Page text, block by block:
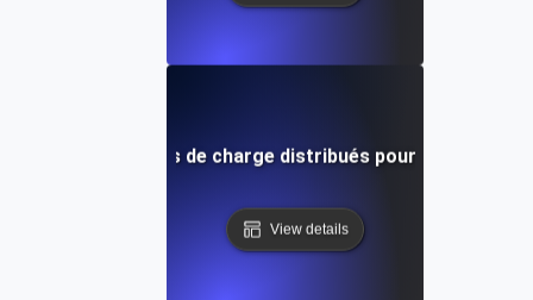
des tests de charge distribués pour la
View details